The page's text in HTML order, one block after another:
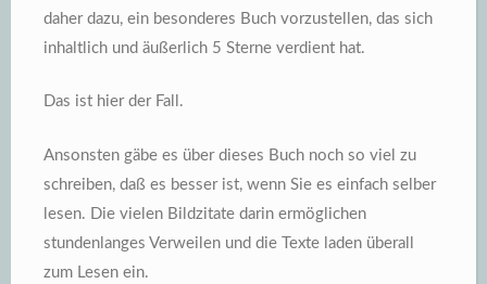
daher dazu, ein besonderes Buch vorzustellen, das sich
inhaltlich und äußerlich 5 Sterne verdient hat.
Das ist hier der Fall.
Ansonsten gäbe es über dieses Buch noch so viel zu
schreiben, daß es besser ist, wenn Sie es einfach selber
lesen. Die vielen Bildzitate darin ermöglichen
stundenlanges Verweilen und die Texte laden überall
zum Lesen ein.